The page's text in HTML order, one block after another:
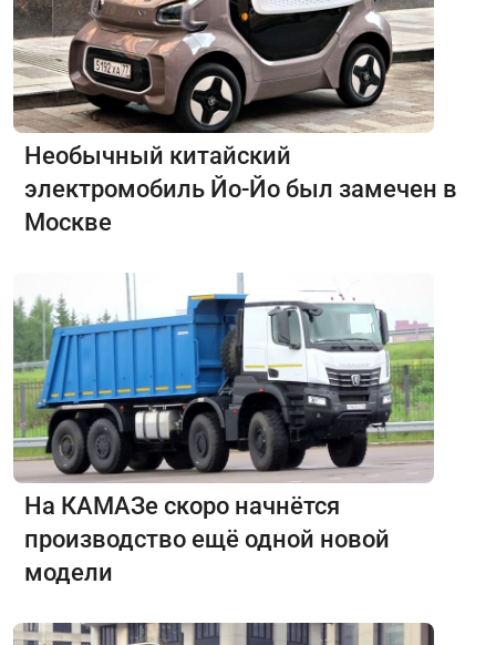
Необычный китайский
электромобиль Йо-Йо был замечен в
Москве
На КАМАЗе скоро начнётся
производство ещё одной новой
модели